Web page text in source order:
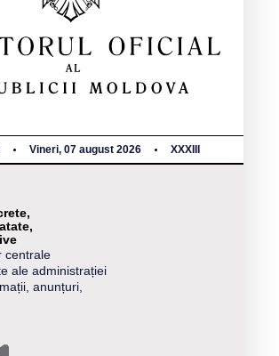
Vineri, 07 august 2026 XXXIII
centrale
ale administrației
anunțuri,